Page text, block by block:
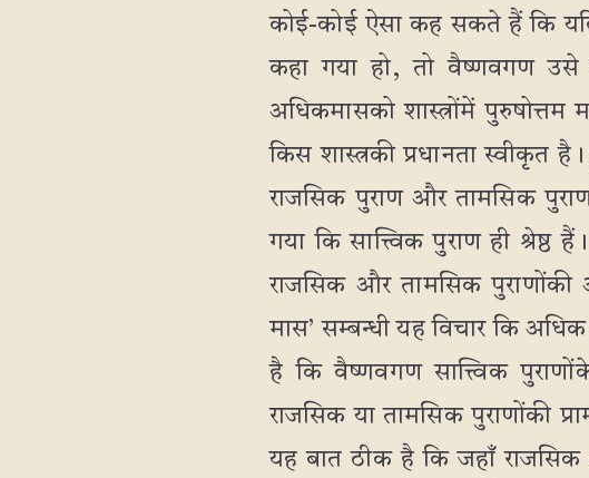
कोई-कोई ऐसा कह सकते हैं कि
कहा गया हो, तो वैष्णवगण उसे
अधिकमासको शास्त्रोंमें
किस शास्त्रकी प्रधानता स्वीकृत
राजसिक पुराण और तामसिक
गया कि सात्त्विक पुराण ही श्रेष्ठ
राजसिक और तामसिक पुराणोंकी
मास’ सम्बन्धी यह विचार कि
है कि वैष्णवगण सात्त्विक पुराणोंके
राजसिक या तामसिक पुराणोंकी
यह बात ठीक है कि जहाँ